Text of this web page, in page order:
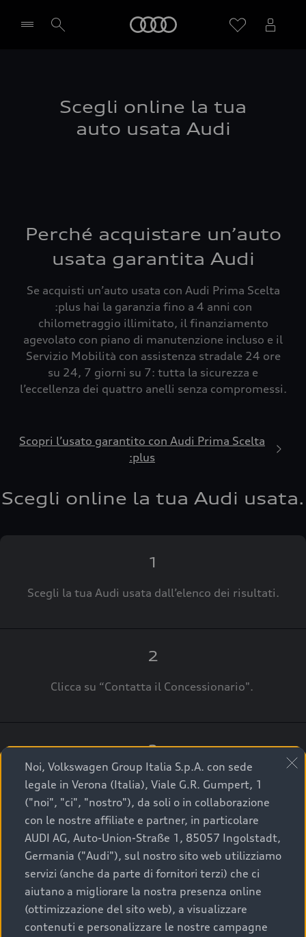
Scegli online la tua
auto usata Audi
Perché acquistare un’auto
usata garantita Audi
Se acquisti un’auto usata con Audi Prima Scelta
:plus hai la garanzia fino a 4 anni con
chilometraggio illimitato, il finanziamento
agevolato con piano di manutenzione incluso e il
Servizio Mobilità con assistenza stradale 24 ore
su 24, 7 giorni su 7: tutta la sicurezza e
l’eccellenza dei quattro anelli senza compromessi.
Scopri l’usato garantito con Audi Prima Scelta
:plus
Scegli online la tua Audi usata.
1
Scegli la tua Audi usata dall’elenco dei risultati.
2
Clicca su “Contatta il Concessionario".
3
A breve verrai ricontattato dal Customer Care
Audi Center o direttamente dal Concessionario
che ti supporterà per finalizzare la tua richiesta.
La qualità di acquistare
un’auto usata Audi
Noi, Volkswagen Group Italia S.p.A. con sede
legale in Verona (Italia), Viale G.R. Gumpert, 1
("noi", "ci", "nostro"), da soli o in collaborazione
con le nostre affiliate e partner, in particolare
AUDI AG, Auto-Union-Straße 1, 85057 Ingolstadt,
Germania ("Audi"), sul nostro sito web utilizziamo
servizi (anche da parte di fornitori terzi) che ci
aiutano a migliorare la nostra presenza online
(ottimizzazione del sito web), a visualizzare
contenuti e personalizzare le nostre campagne